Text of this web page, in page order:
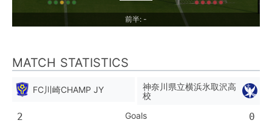
前半: -
MATCH STATISTICS
FC川崎CHAMP JY
神奈川県立横浜氷取沢高
校
2 Goals 0